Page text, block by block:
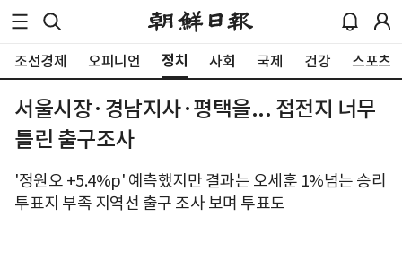
조선경제 오피니언 정치 사회 국제 건강 스포츠
서울시장·경남지사·평택을... 접전지 너무
틀린 출구조사
'정원오 +5.4%p' 예측했지만 결과는 오세훈 1%넘는 승리
투표지 부족 지역선 출구 조사 보며 투표도